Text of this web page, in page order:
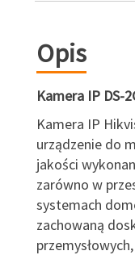
Opis
Kamera IP DS-
Kamera IP
urządzenie do
jakości
zarówno w
systemach
zachowaną